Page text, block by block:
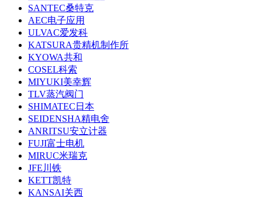
SANTEC桑特克
AEC电子应用
ULVAC爱发科
KATSURA贵精机制作所
KYOWA共和
COSEL科索
MIYUKI美幸辉
TLV蒸汽阀门
SHIMATEC日本
SEIDENSHA精电舍
ANRITSU安立计器
FUJI富士电机
MIRUC米瑞克
JFE川铁
KETT凯特
KANSAI关西